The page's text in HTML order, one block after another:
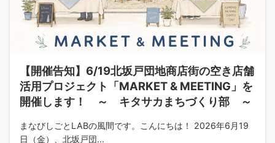
【開催告知】6/19北坂戸団地商店街の空き店舗
活用プロジェクト「MARKET & MEETING」を
開催します！ ～ キタサカまちづくり部 ～
まなびしごとLABの風間です。こんにちは！ 2026年6月19
日（金）、北坂戸団...